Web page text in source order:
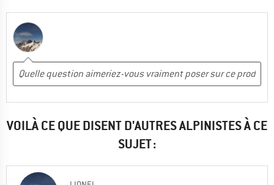
VOILÀ CE QUE DISENT D'AUTRES ALPINISTES À CE
SUJET :